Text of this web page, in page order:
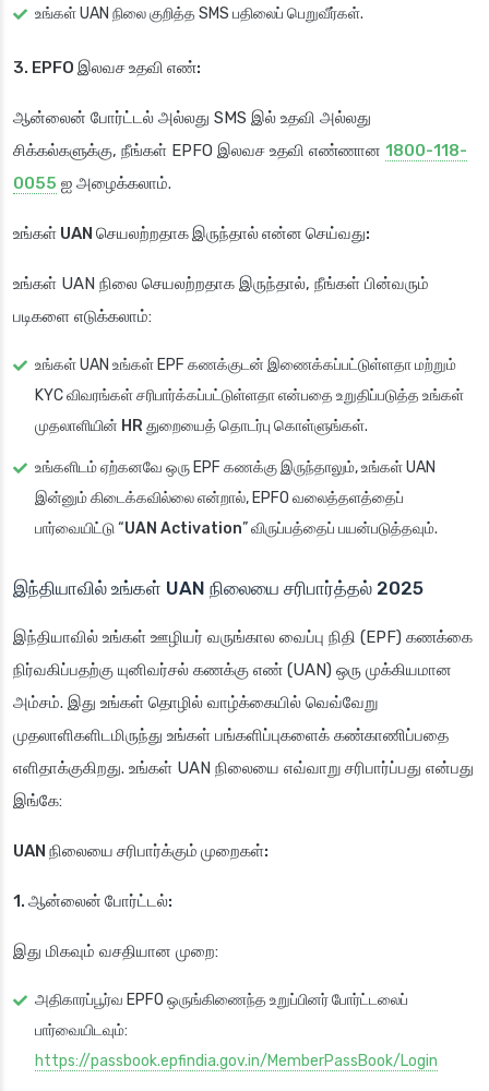
உங்கள் UAN நிலை குறித்த SMS பதிலைப் பெறுவீர்கள்.
3. EPFO இலவச உதவி எண்:
ஆன்லைன் போர்ட்டல் அல்லது SMS இல் உதவி அல்லது
சிக்கல்களுக்கு, நீங்கள் EPFO இலவச உதவி எண்ணான 1800-118-
0055 ஐ அழைக்கலாம்.
உங்கள் UAN செயலற்றதாக இருந்தால் என்ன செய்வது:
உங்கள் UAN நிலை செயலற்றதாக இருந்தால், நீங்கள் பின்வரும்
படிகளை எடுக்கலாம்:
உங்கள் UAN உங்கள் EPF கணக்குடன் இணைக்கப்பட்டுள்ளதா மற்றும்
KYC விவரங்கள் சரிபார்க்கப்பட்டுள்ளதா என்பதை உறுதிப்படுத்த உங்கள்
முதலாளியின் HR துறையைத் தொடர்பு கொள்ளுங்கள்.
உங்களிடம் ஏற்கனவே ஒரு EPF கணக்கு இருந்தாலும், உங்கள் UAN
இன்னும் கிடைக்கவில்லை என்றால், EPFO வலைத்தளத்தைப்
பார்வையிட்டு “UAN Activation” விருப்பத்தைப் பயன்படுத்தவும்.
இந்தியாவில் உங்கள் UAN நிலையை சரிபார்த்தல் 2025
இந்தியாவில் உங்கள் ஊழியர் வருங்கால வைப்பு நிதி (EPF) கணக்கை
நிர்வகிப்பதற்கு யுனிவர்சல் கணக்கு எண் (UAN) ஒரு முக்கியமான
அம்சம். இது உங்கள் தொழில் வாழ்க்கையில் வெவ்வேறு
முதலாளிகளிடமிருந்து உங்கள் பங்களிப்புகளைக் கண்காணிப்பதை
எளிதாக்குகிறது. உங்கள் UAN நிலையை எவ்வாறு சரிபார்ப்பது என்பது
இங்கே:
UAN நிலையை சரிபார்க்கும் முறைகள்:
1. ஆன்லைன் போர்ட்டல்:
இது மிகவும் வசதியான முறை:
அதிகாரப்பூர்வ EPFO ஒருங்கிணைந்த உறுப்பினர் போர்ட்டலைப்
பார்வையிடவும்:
https://passbook.epfindia.gov.in/MemberPassBook/Login